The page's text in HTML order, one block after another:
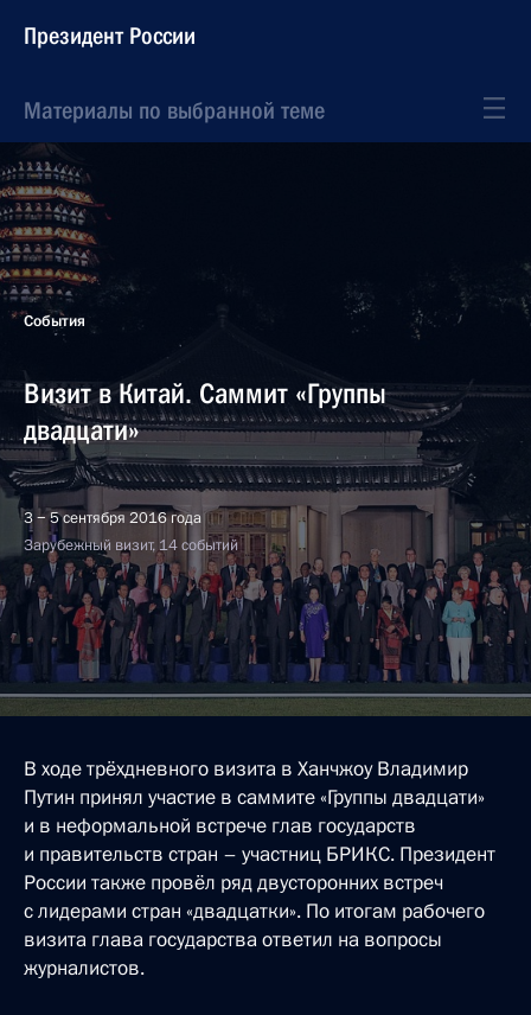
Президент России
Материалы по выбранной теме
События
Визит в Китай. Саммит «Группы
двадцати»
3 − 5 сентября 2016 года
Зарубежный визит, 14 событий
В ходе трёхдневного визита в Ханчжоу Владимир
Путин принял участие в саммите «Группы двадцати»
и в неформальной встрече глав государств
и правительств стран – участниц БРИКС. Президент
России также провёл ряд двусторонних встреч
с лидерами стран «двадцатки». По итогам рабочего
визита глава государства ответил на вопросы
журналистов.